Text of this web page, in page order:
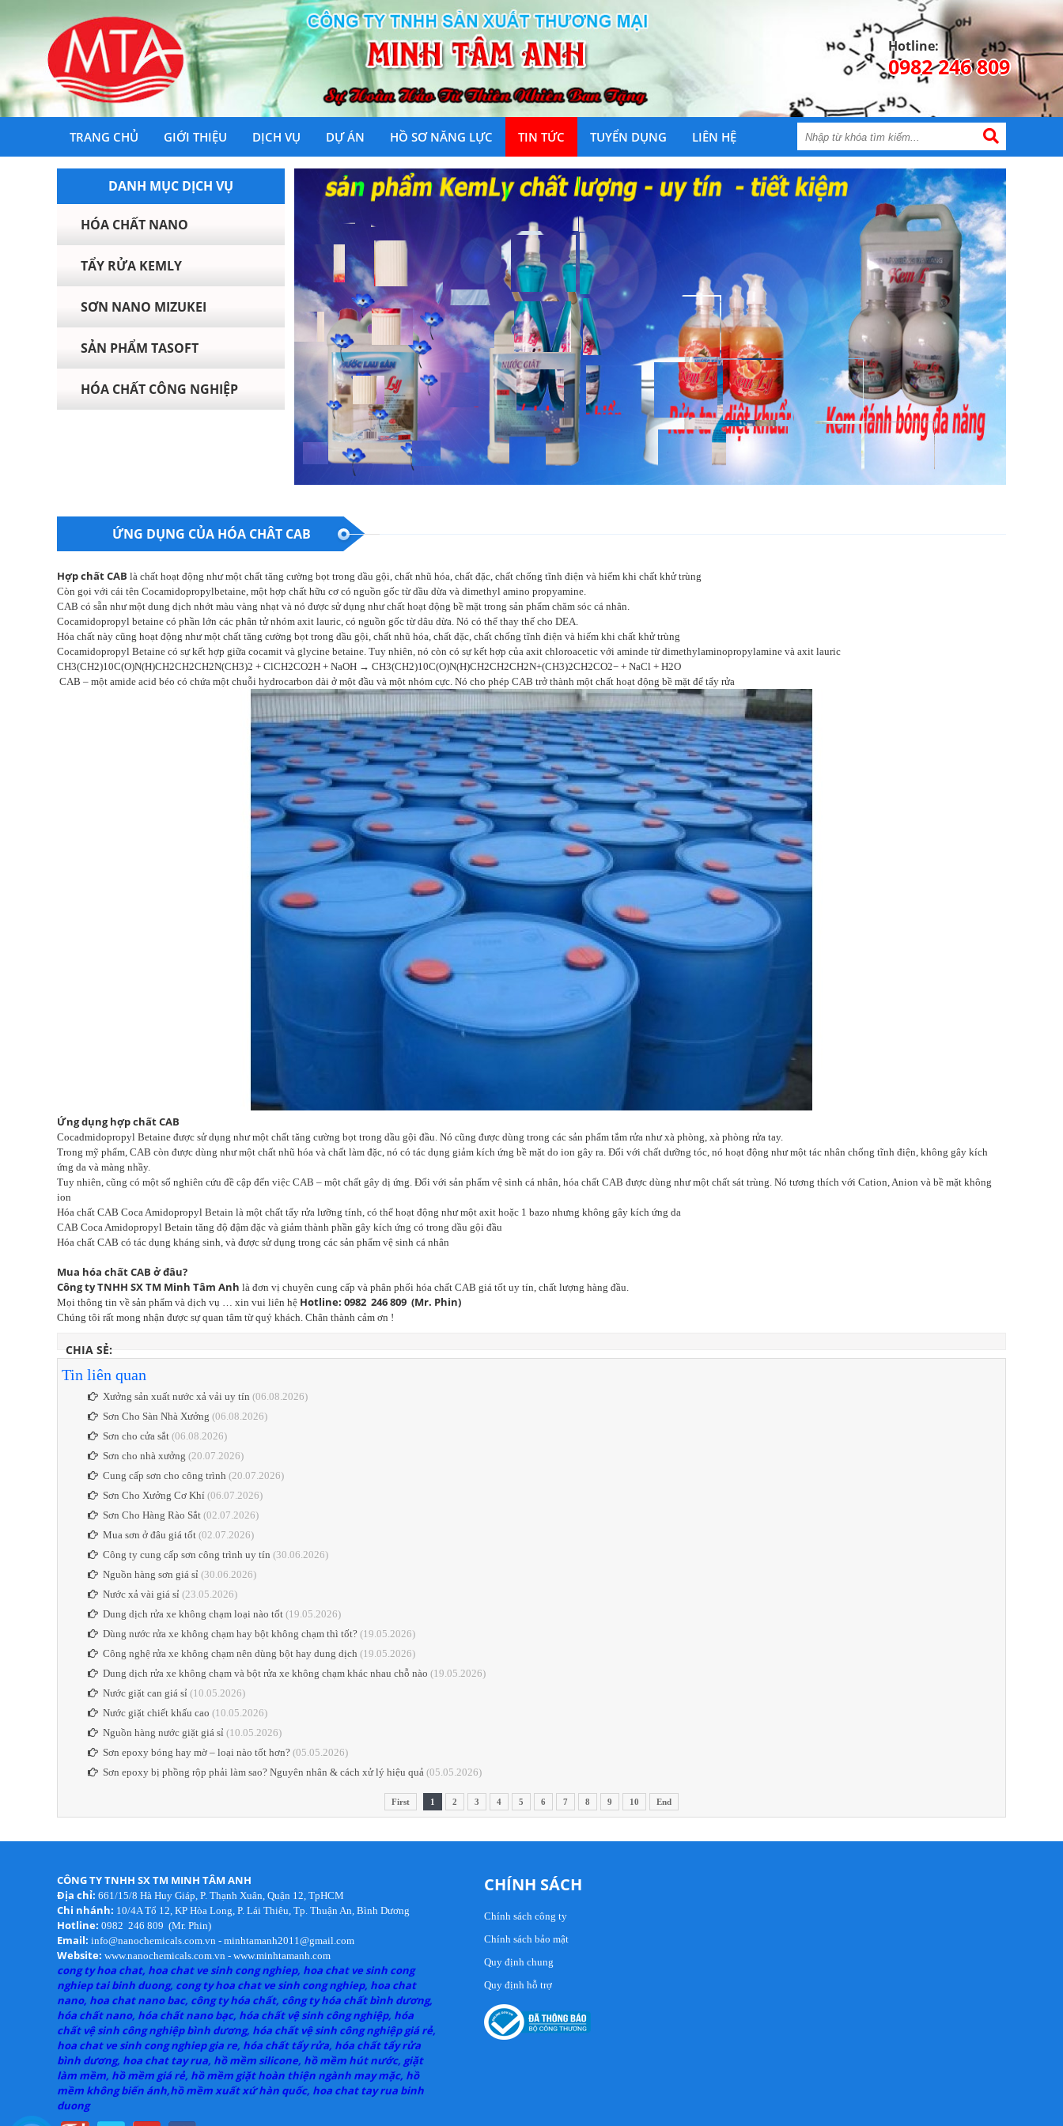
Hotline:
0982 246 809
TRANG CHỦ GIỚI THIỆU DỊCH VỤ DỰ ÁN HỒ SƠ NĂNG LỰC TIN TỨC TUYỂN DỤNG LIÊN HỆ
DANH MỤC DỊCH VỤ
HÓA CHẤT NANO
TẨY RỬA KEMLY
SƠN NANO MIZUKEI
SẢN PHẨM TASOFT
HÓA CHẤT CÔNG NGHIỆP
ỨNG DỤNG CỦA HÓA CHÂT CAB
Hợp chất CAB là chất hoạt động như một chất tăng cường bọt trong dầu gội, chất nhũ hóa, chất đặc, chất chống tĩnh điện và hiếm khi chất khử trùng
Còn gọi với cái tên Cocamidopropylbetaine, một hợp chất hữu cơ có nguồn gốc từ dầu dừa và dimethyl amino propyamine.
CAB có sẵn như một dung dịch nhớt màu vàng nhạt và nó được sử dụng như chất hoạt động bề mặt trong sản phẩm chăm sóc cá nhân.
Cocamidopropyl betaine có phần lớn các phân tử nhóm axit lauric, có nguồn gốc từ dâu dừa. Nó có thể thay thế cho DEA.
Hóa chất này cũng hoạt động như một chất tăng cường bọt trong dầu gội, chất nhũ hóa, chất đặc, chất chống tĩnh điện và hiếm khi chất khử trùng
Cocamidopropyl Betaine có sự kết hợp giữa cocamit và glycine betaine. Tuy nhiên, nó còn có sự kết hợp của axit chloroacetic với aminde từ dimethylaminopropylamine và axit lauric
CH3(CH2)10C(O)N(H)CH2CH2CH2N(CH3)2 + ClCH2CO2H + NaOH → CH3(CH2)10C(O)N(H)CH2CH2CH2N+(CH3)2CH2CO2− + NaCl + H2O
CAB – một amide acid béo có chứa một chuỗi hydrocarbon dài ở một đầu và một nhóm cực. Nó cho phép CAB trở thành một chất hoạt động bề mặt để tẩy rửa
Ứng dụng hợp chất CAB
Cocadmidopropyl Betaine được sử dụng như một chất tăng cường bọt trong dầu gội đầu. Nó cũng được dùng trong các sản phẩm tắm rửa như xà phòng, xà phòng rửa tay.
Trong mỹ phẩm, CAB còn được dùng như một chất nhũ hóa và chất làm đặc, nó có tác dụng giảm kích ứng bề mặt do ion gây ra. Đối với chất dưỡng tóc, nó hoạt động như một tác nhân chống tĩnh điện, không gây kích
ứng da và màng nhầy.
Tuy nhiên, cũng có một số nghiên cứu đề cập đến việc CAB – một chất gây dị ứng. Đối với sản phẩm vệ sinh cá nhân, hóa chất CAB được dùng như một chất sát trùng. Nó tương thích với Cation, Anion và bề mặt không
ion
Hóa chất CAB Coca Amidopropyl Betain là một chất tẩy rửa lưỡng tính, có thể hoạt động như một axit hoặc 1 bazo nhưng không gây kích ứng da
CAB Coca Amidopropyl Betain tăng độ đậm đặc và giảm thành phần gây kích ứng có trong dầu gội đầu
Hóa chất CAB có tác dụng kháng sinh, và được sử dụng trong các sản phẩm vệ sinh cá nhân
Mua hóa chất CAB ở đâu?
Công ty TNHH SX TM Minh Tâm Anh là đơn vị chuyên cung cấp và phân phối hóa chất CAB giá tốt uy tín, chất lượng hàng đầu.
Mọi thông tin về sản phẩm và dịch vụ … xin vui liên hệ Hotline: 0982 246 809 (Mr. Phin)
Chúng tôi rất mong nhận được sự quan tâm từ quý khách. Chân thành cảm ơn !
CHIA SẺ:
Tin liên quan
Xưởng sản xuất nước xả vải uy tín (06.08.2026)
Sơn Cho Sàn Nhà Xưởng (06.08.2026)
Sơn cho cửa sắt (06.08.2026)
Sơn cho nhà xưởng (20.07.2026)
Cung cấp sơn cho công trình (20.07.2026)
Sơn Cho Xưởng Cơ Khí (06.07.2026)
Sơn Cho Hàng Rào Sắt (02.07.2026)
Mua sơn ở đâu giá tốt (02.07.2026)
Công ty cung cấp sơn công trình uy tín (30.06.2026)
Nguồn hàng sơn giá sỉ (30.06.2026)
Nước xả vài giá sỉ (23.05.2026)
Dung dịch rửa xe không chạm loại nào tốt (19.05.2026)
Dùng nước rửa xe không chạm hay bột không chạm thì tốt? (19.05.2026)
Công nghệ rửa xe không chạm nên dùng bột hay dung dịch (19.05.2026)
Dung dịch rửa xe không chạm và bột rửa xe không chạm khác nhau chỗ nào (19.05.2026)
Nước giặt can giá sỉ (10.05.2026)
Nước giặt chiết khấu cao (10.05.2026)
Nguồn hàng nước giặt giá sỉ (10.05.2026)
Sơn epoxy bóng hay mờ – loại nào tốt hơn? (05.05.2026)
Sơn epoxy bị phồng rộp phải làm sao? Nguyên nhân & cách xử lý hiệu quả (05.05.2026)
First 1 2 3 4 5 6 7 8 9 10 End
CÔNG TY TNHH SX TM MINH TÂM ANH
Địa chỉ: 661/15/8 Hà Huy Giáp, P. Thạnh Xuân, Quận 12, TpHCM
Chi nhánh: 10/4A Tổ 12, KP Hòa Long, P. Lái Thiêu, Tp. Thuận An, Bình Dương
Hotline: 0982 246 809 (Mr. Phin)
Email: info@nanochemicals.com.vn - minhtamanh2011@gmail.com
Website: www.nanochemicals.com.vn - www.minhtamanh.com
cong ty hoa chat, hoa chat ve sinh cong nghiep, hoa chat ve sinh cong
nghiep tai binh duong, cong ty hoa chat ve sinh cong nghiep, hoa chat
nano, hoa chat nano bac, công ty hóa chất, công ty hóa chất bình dương,
hóa chất nano, hóa chất nano bạc, hóa chất vệ sinh công nghiệp, hóa
chất vệ sinh công nghiệp bình dương, hóa chất vệ sinh công nghiệp giá rẻ,
hoa chat ve sinh cong nghiep gia re, hóa chất tẩy rửa, hóa chất tẩy rửa
bình dương, hoa chat tay rua, hồ mềm silicone, hồ mềm hút nước, giặt
làm mềm, hồ mềm giá rẻ, hồ mềm giặt hoàn thiện ngành may mặc, hồ
mềm không biến ánh,hồ mềm xuất xứ hàn quốc, hoa chat tay rua binh
duong
CHÍNH SÁCH
Chính sách công ty
Chính sách bảo mật
Quy định chung
Quy định hỗ trợ